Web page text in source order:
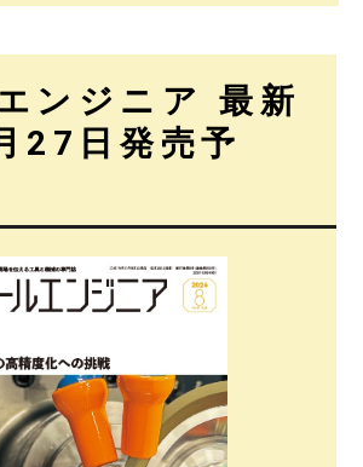
ンジニア 最新
27日発売予